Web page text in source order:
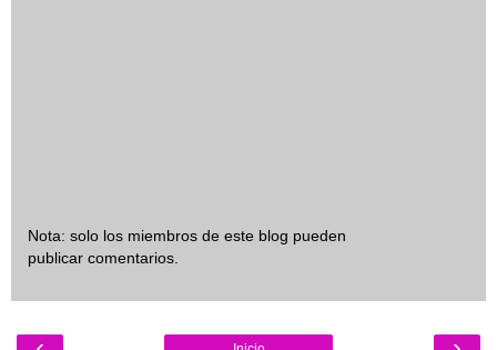
Nota: solo los miembros de este blog pueden
publicar comentarios.